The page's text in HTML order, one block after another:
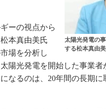
太陽光発電の
する松本真由
ーの視点から
本真由美氏
場を分析し
陽光発電を開始した事業
なるのは、20年間の長期に